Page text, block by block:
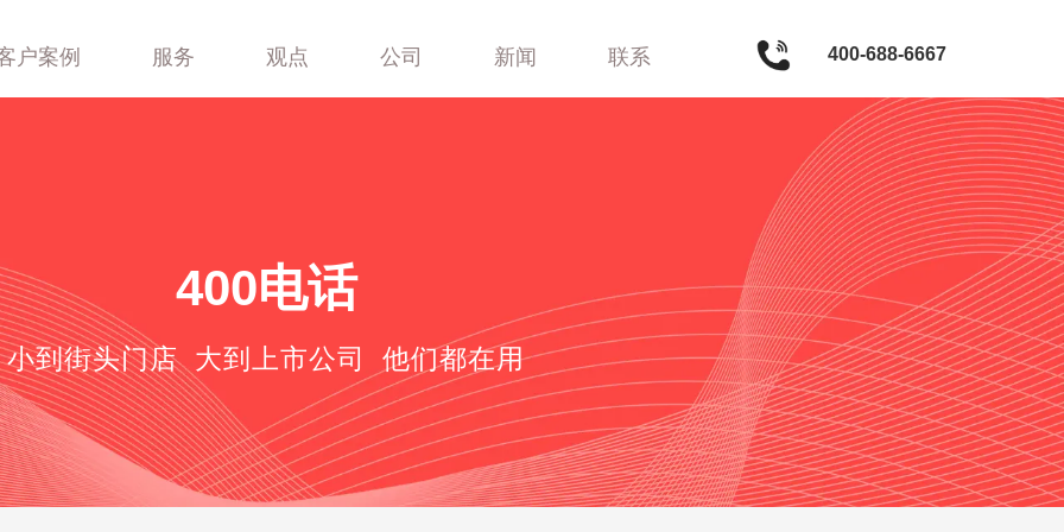
户案例 服务 观点 公司 新闻 联系 400-688-6667
400电话
小到街头门店 大到上市公司 他们都在用